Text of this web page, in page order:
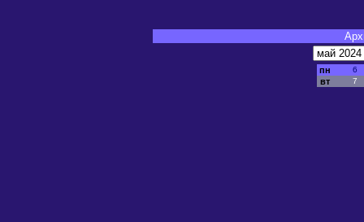
пн 6
вт 7